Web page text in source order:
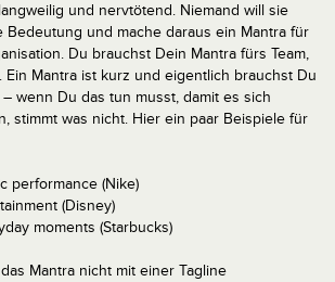
und nervtötend. Niemand will sie
Bedeutung und mache daraus ein Mantra für
Du brauchst Dein Mantra fürs Team,
Ein Mantra ist kurz und eigentlich brauchst Du
wenn Du das tun musst, damit es sich
stimmt was nicht. Hier ein paar Beispiele für
performance (Nike)
(Disney)
moments (Starbucks)
Mantra nicht mit einer Tagline